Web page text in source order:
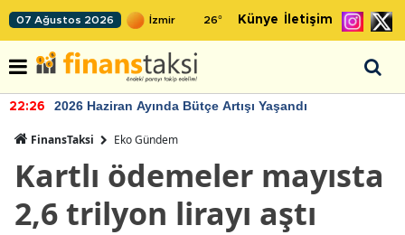
07 Ağustos 2026 26° Künye İletişim
22:26 2026 Haziran Ayında Bütçe Artışı Yaşandı
FinansTaksi Eko Gündem
Kartlı ödemeler mayısta
2,6 trilyon lirayı aştı